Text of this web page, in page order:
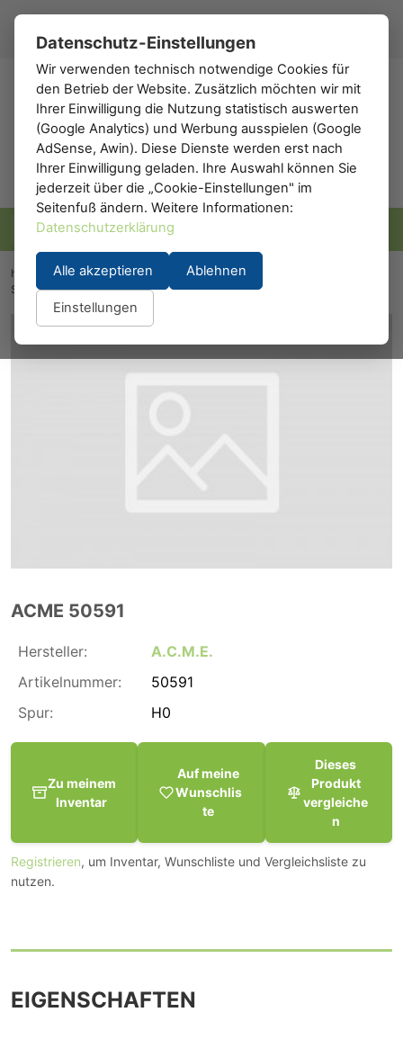
h0 .de
h0.eu Modelleisenbahn / Waggons / Personenwaggons
Schlafwagen / A.C.M.E. 50591: ACME 50591
ACME 50591
Hersteller:
A.C.M.E.
Artikelnummer:
50591
Spur:
H0
Zu meinem
Inventar
Auf meine
Wunschlis
te
Dieses
Produkt
vergleiche
n
Registrieren, um Inventar, Wunschliste und Vergleichsliste zu
nutzen.
EIGENSCHAFTEN
Datenschutz-Einstellungen
Wir verwenden technisch notwendige Cookies für
den Betrieb der Website. Zusätzlich möchten wir mit
Ihrer Einwilligung die Nutzung statistisch auswerten
(Google Analytics) und Werbung ausspielen (Google
AdSense, Awin). Diese Dienste werden erst nach
Ihrer Einwilligung geladen. Ihre Auswahl können Sie
jederzeit über die „Cookie-Einstellungen" im
Seitenfuß ändern. Weitere Informationen:
Datenschutzerklärung
Alle akzeptieren Ablehnen
Einstellungen